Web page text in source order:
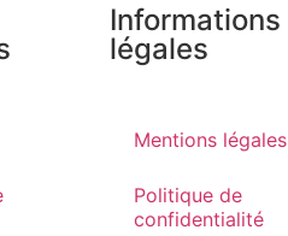
Informations
légales
Mentions légales
Politique de
confidentialité